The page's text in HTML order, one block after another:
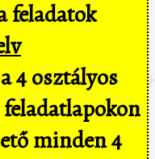
feladatok
4 osztályos
minden 4